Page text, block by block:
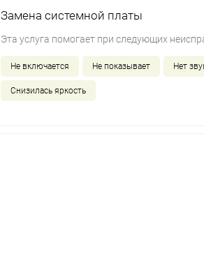
Замена системной платы
Эта услуга помогает при следующих
Не включается Не показывает Нет
Снизилась яркость